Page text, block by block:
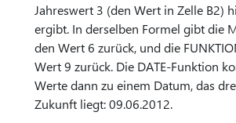
Jahreswert 3 (den Wert in Zelle B2)
ergibt. In derselben Formel gibt die
den Wert 6 zurück, und die
Wert 9 zurück. Die DATE-Funktion
Werte dann zu einem Datum, das
Zukunft liegt: 09.06.2012.